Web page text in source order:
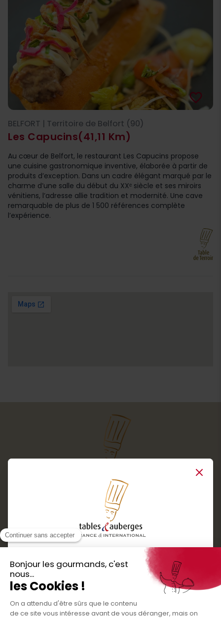
Les Capucins(41,11 Km)
favorite_border
BELFORT | Territoire de Belfort (90)
Au cœur de Belfort, le restaurant Les Capucins propose
une cuisine gastronomique inventive, élaborée à partir de
produits d’exception. Dans un cadre élégant marqué par le
charme d’une salle du début du XXᵉ siècle et ses miroirs
vénitiens, l’adresse allie tradition et modernité. Une cave
remarquable de plus de 1 500 références complète
l’expérience.
Services
Routes gourmandes
Partenaires
Presse
Créer votre espace personnel
Close
Téléchargez
l'application gratuite !
Nos bons plans et découvertes
gourmandes à vivre en famille et entre